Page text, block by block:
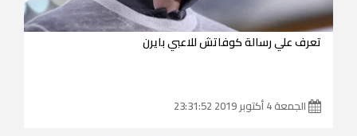
تعرف علي رسالة كوفاتش للاعبي بايرن
الجمعة 4 أكتوبر 2019 23:31:52